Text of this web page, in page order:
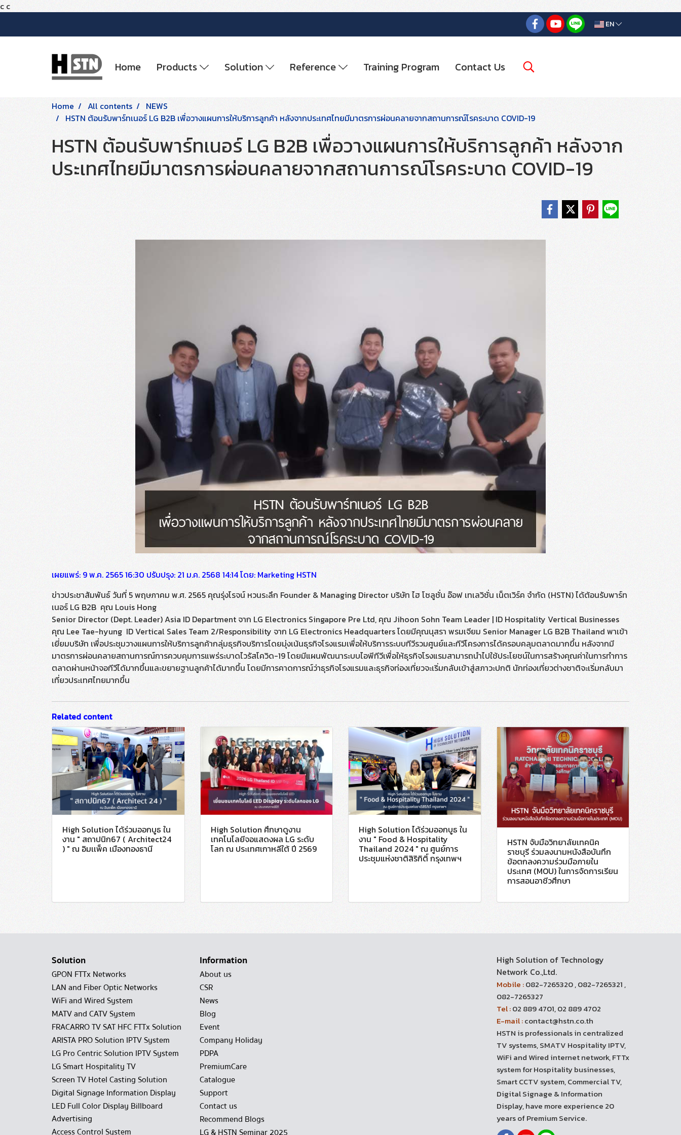
c c
EN
Home Products Solution Reference Training Program Contact Us
Home All contents
NEWS
HSTN ต้อนรับพาร์ทเนอร์ LG B2B เพื่อวางแผนการให้บริการลูกค้า หลังจากประเทศไทยมีมาตรการผ่อนคลายจากสถานการณ์โรคระบาด COVID-19
HSTN ต้อนรับพาร์ทเนอร์ LG B2B เพื่อวางแผนการให้บริการลูกค้า หลังจาก
ประเทศไทยมีมาตรการผ่อนคลายจากสถานการณ์โรคระบาด COVID-19
เผยแพร่: 9 พ.ค. 2565 16:30 ปรับปรุง: 21 ม.ค. 2568 14:14 โดย: Marketing HSTN
ข่าวประชาสัมพันธ์ วันที่ 5 พฤษภาคม พ.ศ. 2565 คุณรุ่งโรจน์ หวนระลึก Founder & Managing Director บริษัท ไฮ โซลูชั่น อ๊อฟ เทเลวิชั่น เน็ตเวิร์ค จำกัด (HSTN) ได้ต้อนรับพาร์ท
เนอร์ LG B2B คุณ Louis Hong
Senior Director (Dept. Leader) Asia ID Department จาก LG Electronics Singapore Pre Ltd, คุณ Jihoon Sohn Team Leader | ID Hospitality Vertical Businesses
คุณ Lee Tae-hyung ID Vertical Sales Team 2/Responsibility จาก LG Electronics Headquarters โดยมีคุณนุสรา พรมเจียม Senior Manager LG B2B Thailand พาเข้า
เยี่ยมบริษัท เพื่อประชุมวางแผนการให้บริการลูกค้ากลุ่มธุรกิจบริการโดยมุ่งเน้นธุรกิจโรงแรมเพื่อให้บริการระบบทีวีรวมศูนย์และทีวีโครงการได้ครอบคลุมตลาดมากขึ้น หลังจากมี
มาตรการผ่อนคลายสถานการณ์การควบคุมการแพร่ระบาดไวรัสโควิด-19 โดยมีแผนพัฒนาระบบไอพีทีวีเพื่อให้ธุรกิจโรงแรมสามารถนำไปใช้ประโยชน์ในการสร้างคุณค่าในการทำการ
ตลาดผ่านหน้าจอทีวีได้มากขึ้นและขยายฐานลูกค้าได้มากขึ้น โดยมีการคาดการณ์ว่าธุรกิจโรงแรมและธุรกิจท่องเที่ยวจะเริ่มกลับเข้าสู่สภาวะปกติ นักท่องเที่ยวต่างชาติจะเริ่มกลับมา
เที่ยวประเทศไทยมากขึ้น
Related content
High Solution ได้ร่วมออกบูธ ใน
งาน " สถาปนิก67 ( Architect24
) " ณ อิมเเพ็ค เมืองทองธานี
High Solution ศึกษาดูงาน
เทคโนโลยีจอแสดงผล LG ระดับ
โลก ณ ประเทศเกาหลีใต้ ปี 2569
High Solution ได้ร่วมออกบูธ ใน
งาน " Food & Hospitality
Thailand 2024 " ณ ศูนย์การ
ประชุมแห่งชาติสิริกิติ์ กรุงเทพฯ
HSTN จับมือวิทยาลัยเทคนิค
ราชบุรี ร่วมลงนามหนังสือบันทึก
ข้อตกลงความร่วมมือภายใน
ประเทศ (MOU) ในการจัดการเรียน
การสอนอาชีวศึกษา
Solution
GPON FTTx Networks
LAN and Fiber Optic Networks
WiFi and Wired System
MATV and CATV System
FRACARRO TV SAT HFC FTTx Solution
ARISTA PRO Solution IPTV System
LG Pro Centric Solution IPTV System
LG Smart Hospitality TV
Screen TV Hotel Casting Solution
Digital Signage Information Display
LED Full Color Display Billboard
Advertising
Access Control System
Information
About us
CSR
News
Blog
Event
Company Holiday
PDPA
PremiumCare
Catalogue
Support
Contact us
Recommend Blogs
High Solution of Technology
Network Co.,Ltd.
Mobile :082-7265320 , 082-7265321 ,
082-7265327
Tel :02 889 4701, 02 889 4702
E-mail :contact@hstn.co.th
HSTN is professionals in centralized
TV systems, SMATV Hospitality IPTV,
WiFi and Wired internet network, FTTx
system for Hospitality businesses,
Smart CCTV system, Commercial TV,
Digital Signage & Information
Display, have more experience 20
years of Premium Service.